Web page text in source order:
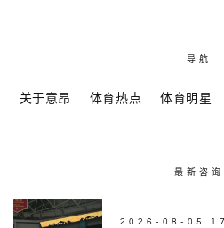
导航
关于意昂 体育热点 体育明星
最新咨询
2026-08-05